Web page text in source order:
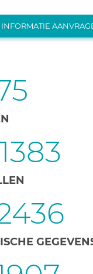
INFORMATIE
1383